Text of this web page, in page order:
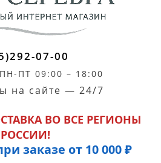
07-00
ПТ 09:00 – 18:00
на сайте — 24/7
ВО ВСЕ РЕГИОНЫ
РОССИИ!
заказе от 10 000 ₽